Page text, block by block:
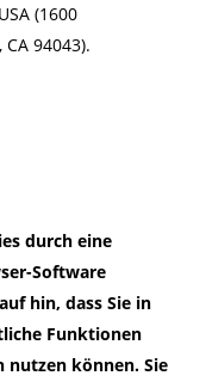
(1600
94043).
durch eine
Software
hin, dass Sie in
Funktionen
nutzen können. Sie